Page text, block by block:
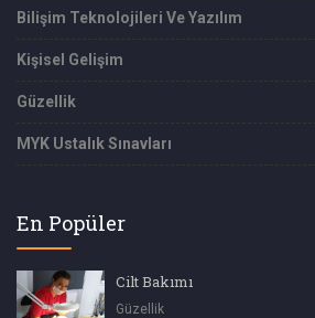
Bilişim Teknolojileri Ve Yazılım
Kişisel Gelişim
Güzellik
MYK Ustalık Sınavları
En Popüler
Cilt Bakımı
Güzellik